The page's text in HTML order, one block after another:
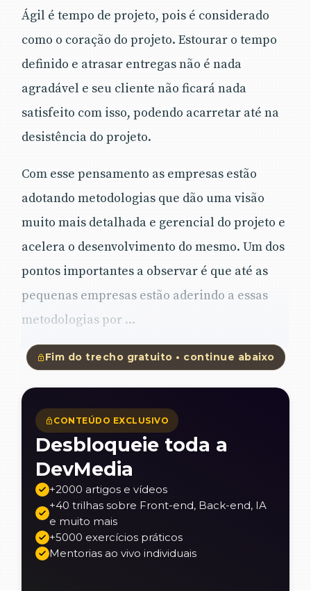
Ágil é tempo de projeto, pois é considerado
como o coração do projeto. Estourar o tempo
definido e atrasar entregas não é nada
agradável e seu cliente não ficará nada
satisfeito com isso, podendo acarretar até na
desistência do projeto.
Com esse pensamento as empresas estão
adotando metodologias que dão uma visão
muito mais detalhada e gerencial do projeto e
acelera o desenvolvimento do mesmo. Um dos
pontos importantes a observar é que até as
pequenas empresas estão aderindo a essas
metodologias por ...
Fim do trecho gratuito • continue abaixo
CONTEÚDO EXCLUSIVO
Desbloqueie toda a
DevMedia
+2000 artigos e vídeos
+40 trilhas sobre Front-end, Back-end, IA
e muito mais
+5000 exercícios práticos
Mentorias ao vivo individuais